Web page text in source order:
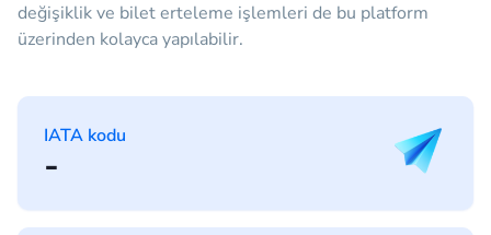
değişiklik ve bilet erteleme işlemleri de bu platform
üzerinden kolayca yapılabilir.
IATA kodu
-